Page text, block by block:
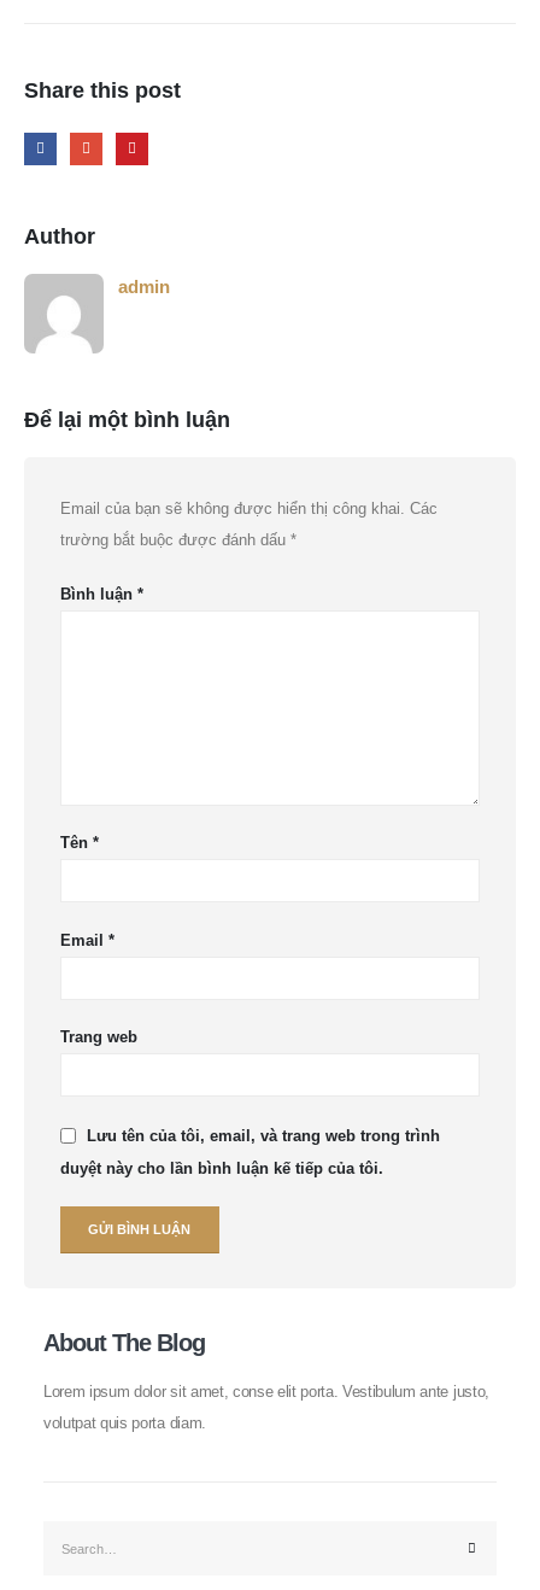
Share this post
Author
admin
Để lại một bình luận
Email của bạn sẽ không được hiển thị công khai. Các
trường bắt buộc được đánh dấu *
Bình luận *
Tên *
Email *
Trang web
Lưu tên của tôi, email, và trang web trong trình
duyệt này cho lần bình luận kế tiếp của tôi.
About The Blog
Lorem ipsum dolor sit amet, conse elit porta. Vestibulum ante justo,
volutpat quis porta diam.